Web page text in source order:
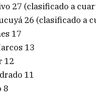
27 (clasificado a
26 (clasificado a
17
13
12
11
8